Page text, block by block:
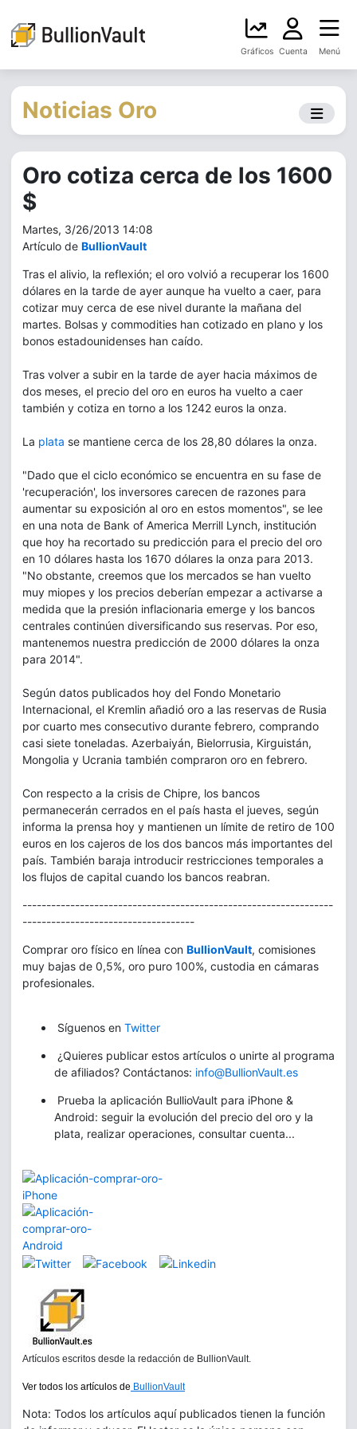
Gráficos Cuenta Menú
Noticias Oro
Oro cotiza cerca de los 1600
$
Martes, 3/26/2013 14:08
Artículo de BullionVault
Tras el alivio, la reflexión; el oro volvió a recuperar los 1600
dólares en la tarde de ayer aunque ha vuelto a caer, para
cotizar muy cerca de ese nivel durante la mañana del
martes. Bolsas y commodities han cotizado en plano y los
bonos estadounidenses han caído.
Tras volver a subir en la tarde de ayer hacia máximos de
dos meses, el precio del oro en euros ha vuelto a caer
también y cotiza en torno a los 1242 euros la onza.
La plata se mantiene cerca de los 28,80 dólares la onza.
"Dado que el ciclo económico se encuentra en su fase de
'recuperación', los inversores carecen de razones para
aumentar su exposición al oro en estos momentos", se lee
en una nota de Bank of America Merrill Lynch, institución
que hoy ha recortado su predicción para el precio del oro
en 10 dólares hasta los 1670 dólares la onza para 2013.
"No obstante, creemos que los mercados se han vuelto
muy miopes y los precios deberían empezar a activarse a
medida que la presión inflacionaria emerge y los bancos
centrales continúen diversificando sus reservas. Por eso,
mantenemos nuestra predicción de 2000 dólares la onza
para 2014".
Según datos publicados hoy del Fondo Monetario
Internacional, el Kremlin añadió oro a las reservas de Rusia
por cuarto mes consecutivo durante febrero, comprando
casi siete toneladas. Azerbaiyán, Bielorrusia, Kirguistán,
Mongolia y Ucrania también compraron oro en febrero.
Con respecto a la crisis de Chipre, los bancos
permanecerán cerrados en el país hasta el jueves, según
informa la prensa hoy y mantienen un límite de retiro de 100
euros en los cajeros de los dos bancos más importantes del
país. También baraja introducir restricciones temporales a
los flujos de capital cuando los bancos reabran.
-----------------------------------------------------------------
------------------------------------
Comprar oro físico en línea con BullionVault, comisiones
muy bajas de 0,5%, oro puro 100%, custodia en cámaras
profesionales.
Síguenos en Twitter
¿Quieres publicar estos artículos o unirte al programa
de afiliados? Contáctanos: info@BullionVault.es
Prueba la aplicación BullioVault para iPhone &
Android: seguir la evolución del precio del oro y la
plata, realizar operaciones, consultar cuenta...
Artículos escritos desde la redacción de BullionVault.
Ver todos los artículos de BullionVault
Nota: Todos los artículos aquí publicados tienen la función